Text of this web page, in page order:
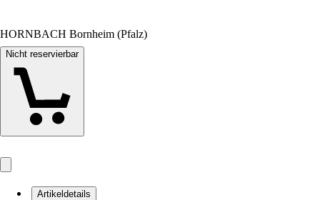
HORNBACH Bornheim (Pfalz)
Nicht reservierbar
Artikeldetails